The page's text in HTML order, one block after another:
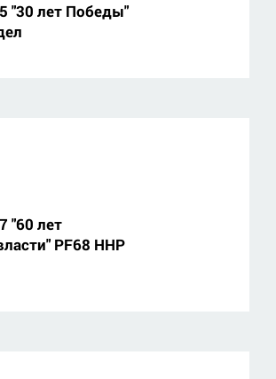
"30 лет Победы"
"60 лет
PF68 ННР